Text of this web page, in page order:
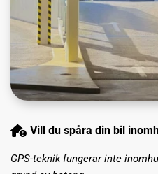
Vill du spåra din bil
GPS-teknik fungerar inte